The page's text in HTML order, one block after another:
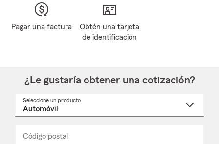
Pagar una factura
Obtén una tarjeta
de identificación
¿Le gustaría obtener una cotización?
Seleccione un producto
Código postal
_____